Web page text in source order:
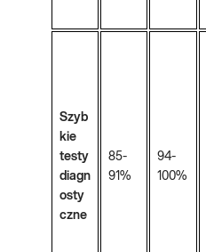
Szyb
kie
testy
diagn
osty
czne
85-
91%
94-
100%